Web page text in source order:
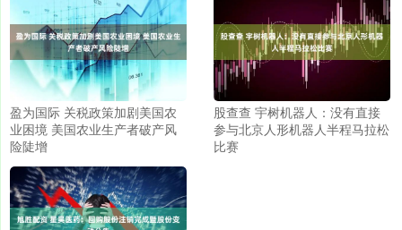
盈为国际 关税政策加剧美国农
业困境 美国农业生产者破产风
险陡增
股查查 宇树机器人：没有直接
参与北京人形机器人半程马拉松
比赛